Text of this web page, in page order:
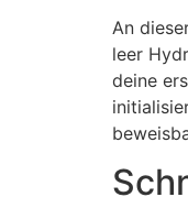
An
leer
deine